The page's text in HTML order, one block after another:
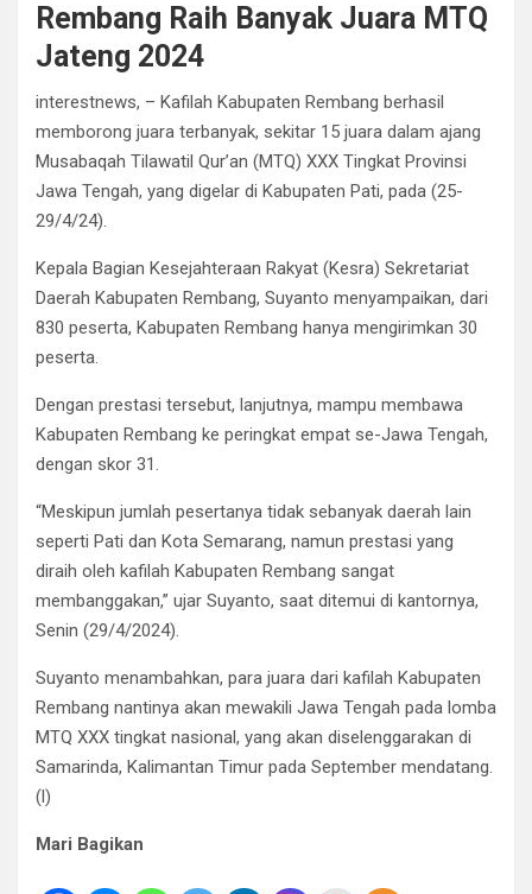
Rembang Raih Banyak Juara MTQ
Jateng 2024
interestnews, – Kafilah Kabupaten Rembang berhasil
memborong juara terbanyak, sekitar 15 juara dalam ajang
Musabaqah Tilawatil Qur’an (MTQ) XXX Tingkat Provinsi
Jawa Tengah, yang digelar di Kabupaten Pati, pada (25-
29/4/24).
Kepala Bagian Kesejahteraan Rakyat (Kesra) Sekretariat
Daerah Kabupaten Rembang, Suyanto menyampaikan, dari
830 peserta, Kabupaten Rembang hanya mengirimkan 30
peserta.
Dengan prestasi tersebut, lanjutnya, mampu membawa
Kabupaten Rembang ke peringkat empat se-Jawa Tengah,
dengan skor 31.
“Meskipun jumlah pesertanya tidak sebanyak daerah lain
seperti Pati dan Kota Semarang, namun prestasi yang
diraih oleh kafilah Kabupaten Rembang sangat
membanggakan,” ujar Suyanto, saat ditemui di kantornya,
Senin (29/4/2024).
Suyanto menambahkan, para juara dari kafilah Kabupaten
Rembang nantinya akan mewakili Jawa Tengah pada lomba
MTQ XXX tingkat nasional, yang akan diselenggarakan di
Samarinda, Kalimantan Timur pada September mendatang.
(l)
Mari Bagikan